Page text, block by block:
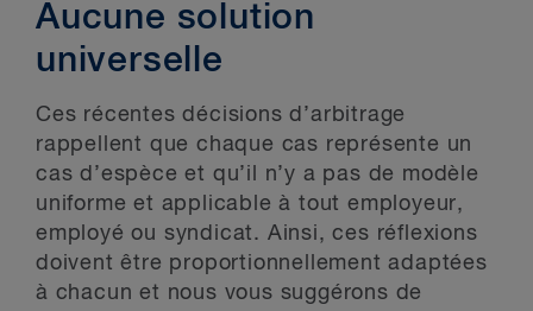
Aucune solution
universelle
Ces récentes décisions d’arbitrage
rappellent que chaque cas représente un
cas d’espèce et qu’il n’y a pas de modèle
uniforme et applicable à tout employeur,
employé ou syndicat. Ainsi, ces réflexions
doivent être proportionnellement adaptées
à chacun et nous vous suggérons de